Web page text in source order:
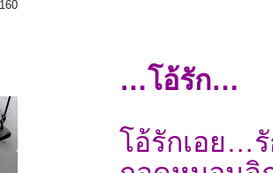
…โอ้รัก…
โอ้รักเอย…